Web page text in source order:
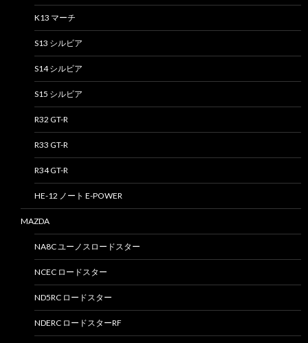
K13 マーチ
S13 シルビア
S14 シルビア
S15 シルビア
R32 GT-R
R33 GT-R
R34 GT-R
HE-12 ノート E-POWER
MAZDA
NA8C ユーノスロードスター
NCEC ロードスター
ND5RC ロードスター
NDERC ロードスターRF